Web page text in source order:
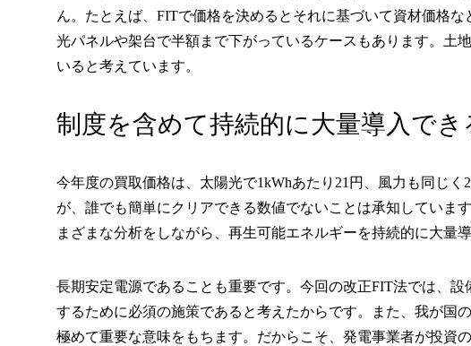
ん。たとえば、FITで価格を決めるとそれに基づいて資材価格
光パネルや架台で半額まで下がっているケースもあります。土
いると考えています。
制度を含めて持続的に大量導入でき
今年度の買取価格は、太陽光で1kWhあたり21円、風力も同じ
が、誰でも簡単にクリアできる数値でないことは承知していま
まざまな分析をしながら、再生可能エネルギーを持続的に大量
長期安定電源であることも重要です。今回の改正FIT法では、
するために必須の施策であると考えたからです。また、我が国
極めて重要な意味をもちます。だからこそ、発電事業者が投